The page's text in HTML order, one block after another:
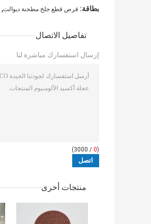
بطاقة: قرص قطع جلخ مطحنة ديوالت,
تفاصيل الاتصال
إرسال استفسارك مباشرة لنا
(
0
/ 3000)
منتجات أخرى